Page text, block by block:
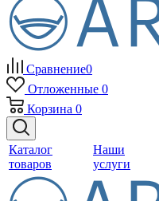
Сравнение0
Отложенные 0
Корзина 0
Каталог
товаров
Наши
услуги